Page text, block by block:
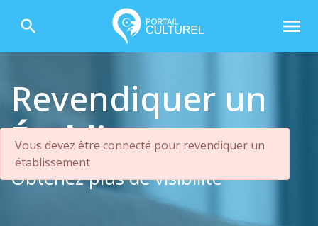
search menu
Revendiquer un
Établissement
Obtenez plus de visibilité
Vous devez être connecté pour revendiquer un
établissement